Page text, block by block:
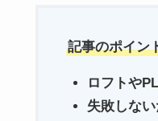
記事のポイン
ロフトや
失敗しな